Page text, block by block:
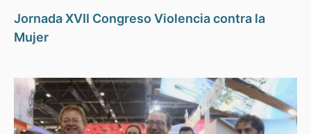
Jornada XVII Congreso Violencia contra la
Mujer